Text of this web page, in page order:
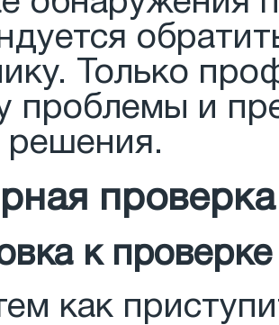
Только
проблемы и
к проверке
как